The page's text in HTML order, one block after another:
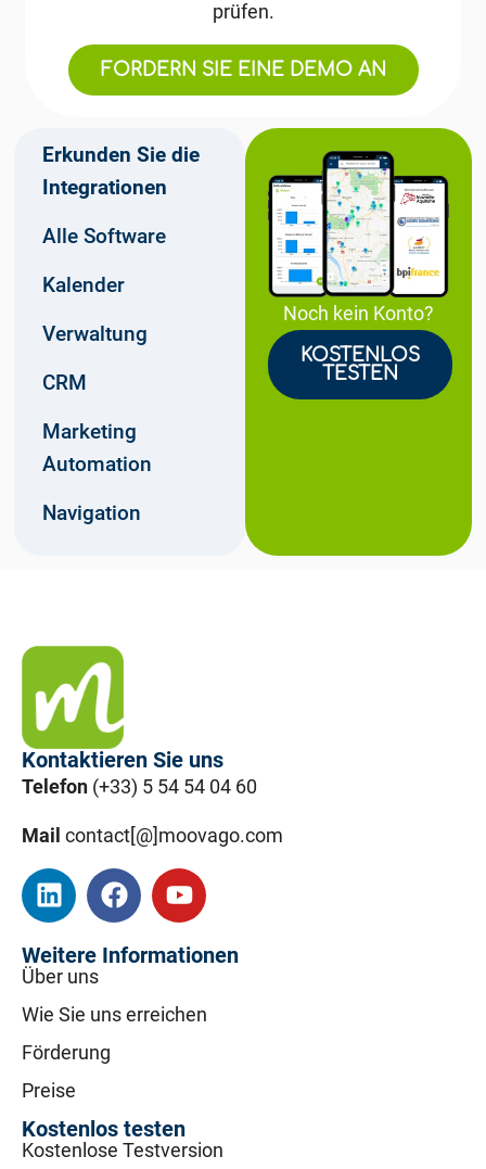
Erkunden Sie die
Integrationen
Alle Software
Kalender
Verwaltung
CRM
Marketing
Automation
Navigation
Noch kein Konto?
KOSTENLOS
TESTEN
prüfen.
FORDERN SIE EINE DEMO AN
Kontaktieren Sie uns
Telefon (+33) 5 54 54 04 60
Mail contact[@]moovago.com
Weitere Informationen
Über uns
Wie Sie uns erreichen
Förderung
Preise
Kostenlos testen
Kostenlose Testversion